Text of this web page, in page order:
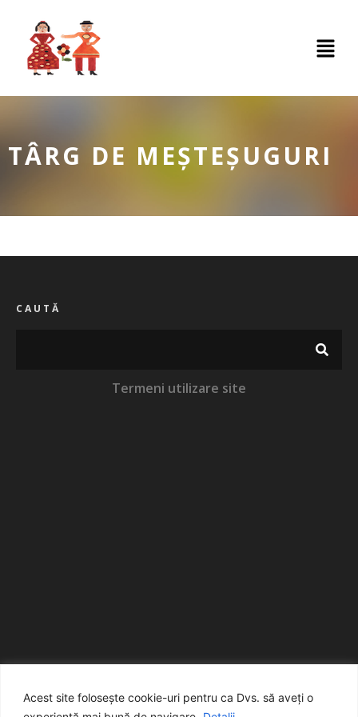
Acest site folosește cookie-uri pentru ca Dvs. să aveți o
TÂRG DE MEȘTEȘUGURI
CAUTĂ
Termeni utilizare site